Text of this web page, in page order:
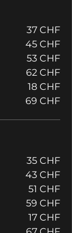
37 CHF
45 CHF
53 CHF
62 CHF
18 CHF
69 CHF
35 CHF
43 CHF
51 CHF
59 CHF
17 CHF